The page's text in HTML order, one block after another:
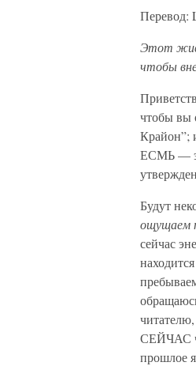
Перевод:
Этот
чтобы
чтобы вы
Крайон”;
ЕСМЬ —
Будут
ощущаем
сейчас
СЕЙЧАС
прошлое